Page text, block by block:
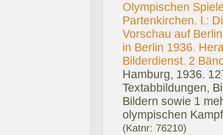
Olympischen
Partenkirchen. I.:
Vorschau auf
in Berlin 1936.
Bilderdienst. 2
Hamburg, 1936.
Textabbildungen,
Bildern sowie 1
olympischen
(Katnr: 76210)